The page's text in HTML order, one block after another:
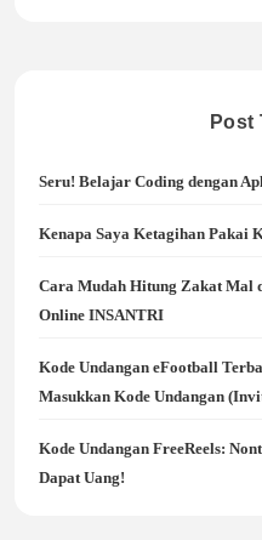
Post
Seru! Belajar Coding dengan
Kenapa Saya Ketagihan
Cara Mudah Hitung Zakat Mal
Online INSANTRI
Kode Undangan eFootball
Masukkan Kode Undangan
Kode Undangan FreeReels:
Dapat Uang!